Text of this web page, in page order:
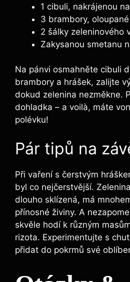
1 cibuli, nakrájenou
3 brambory,
2 šálky zeleninového
Zakysanou smetanu
Na pánvi osmahněte cibuli
brambory a hrášek, zalijte
dokud zelenina nezměkne.
dohladka – a voilà, máte
polévku!
Pár tipů na
Při vaření s čerstvým
byl co nejčerstvější.
dlouho sklízená, má
přínosné živiny. A
skvěle hodí k různým
rizota. Experimentujte s
přidat do pokrmů své